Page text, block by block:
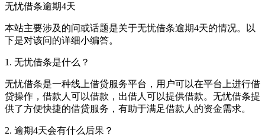
无忧借条逾期4天
本站主要涉及的问或话题是关于无忧借条逾期4天的情况。以
下是对该问的详细小编答。
1. 无忧借条是什么？
无忧借条是一种线上借贷服务平台，用户可以在平台上进行借
贷操作，借款人可以借款，出借人可以提供借款。无忧借条提
供了方便快捷的借贷服务，有助于满足借款人的资金需求。
2. 逾期4天会有什么后果？